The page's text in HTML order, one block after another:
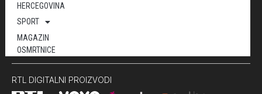
HERCEGOVINA
SPORT
MAGAZIN
OSMRTNICE
RTL DIGITALNI PROIZVODI